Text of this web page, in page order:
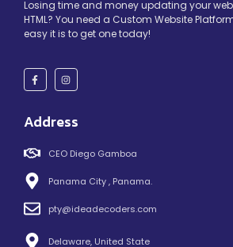
Losing time and money updating your
HTML? You need a Custom Website
easy it is to get one today!
Address
CEO Diego Gamboa
Panama City , Panama.
pty@ideadecoders.com
Delaware, United State